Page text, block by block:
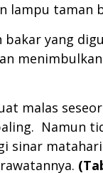
taman
bakar yang
malas
Namun
sinar